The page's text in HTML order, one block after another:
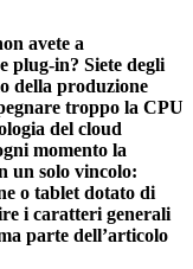
avete a
plug-in? Siete degli
della produzione
troppo la CPU
del cloud
momento la
un solo vincolo:
o tablet dotato di
i caratteri generali
parte dell’articolo